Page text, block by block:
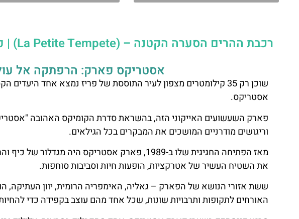
רכבת ההרים הסערה הקטנה – (La Petite Tempete) | פארק אסטריקס
אסטריקס פארק: הרפתקה אל
שוכן רק 35 קילומטרים מצפון לעיר התוססת של פריז נמצא אחד
אסטריקס.
פארק השעשועים האייקוני הזה, בהשראת סדרת הקומיקס האהובה
וריגושים מודרניים המושכים את המבקרים בכל הגילאים.
מאז הפתיחה החגיגית שלו ב-1989, פארק אסטריקס היה
את השטיח העשיר של אטרקציות, הופעות חיות וסביבות סוחפות.
ששת אזורי הנושא של הפארק – גאליה, האימפריה הרומית, יוון העתיקה,
האורחים לתקופות ותרבויות שונות, שכל אחד מהם עוצב בקפידה כדי